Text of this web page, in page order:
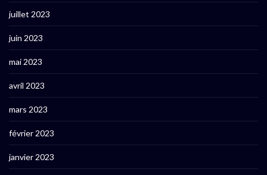
juillet 2023
juin 2023
mai 2023
avril 2023
mars 2023
février 2023
janvier 2023